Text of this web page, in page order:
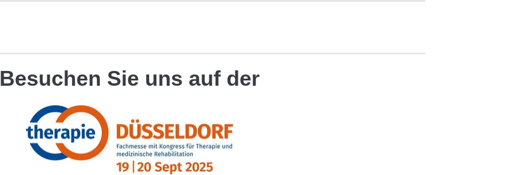
Besuchen Sie uns auf der